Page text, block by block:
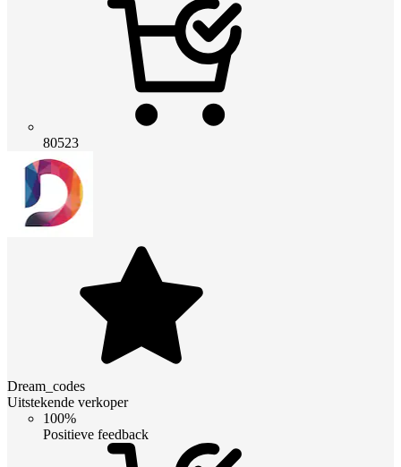
80523
Dream_codes
Uitstekende verkoper
100%
Positieve feedback